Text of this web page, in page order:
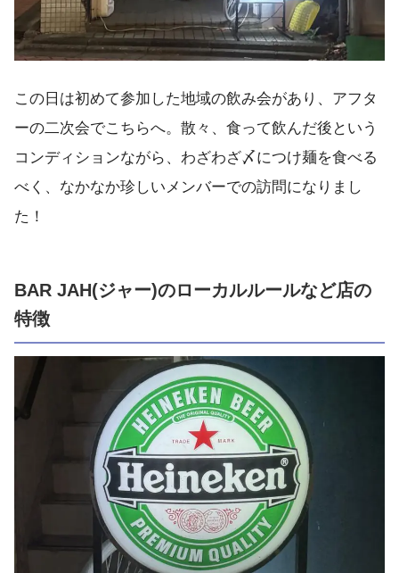
この日は初めて参加した地域の飲み会があり、アフタ
ーの二次会でこちらへ。散々、食って飲んだ後という
コンディションながら、わざわざ〆につけ麺を食べる
べく、なかなか珍しいメンバーでの訪問になりまし
た！
BAR JAH(ジャー)のローカルルールなど店の
特徴